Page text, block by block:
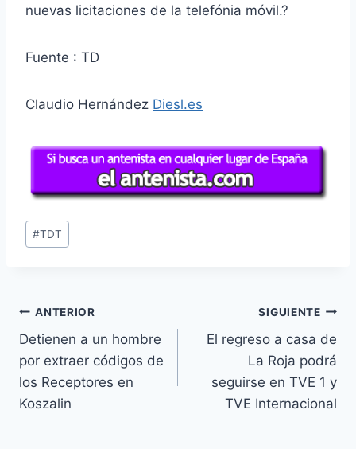
nuevas licitaciones de la telefónia móvil.?
Fuente : TD
Claudio Hernández Diesl.es
Etiquetas
de
#TDT
Navegación
de
entradas
ANTERIOR
Detienen a un hombre
por extraer códigos de
los Receptores en
Koszalin
SIGUIENTE
El regreso a casa de
La Roja podrá
seguirse en TVE 1 y
TVE Internacional